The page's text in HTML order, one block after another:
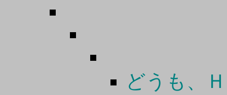
どうも、